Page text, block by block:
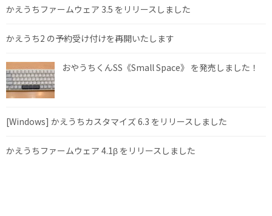
かえうちファームウェア 3.5 をリリースしました
かえうち2 の予約受け付けを再開いたします
おやうちくんSS《Small Space》 を発売しました！
[Windows] かえうちカスタマイズ 6.3 をリリースしました
かえうちファームウェア 4.1β をリリースしました